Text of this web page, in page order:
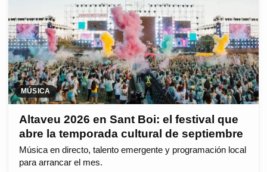
MÚSICA
Altaveu 2026 en Sant Boi: el festival que
abre la temporada cultural de septiembre
Música en directo, talento emergente y programación local
para arrancar el mes.